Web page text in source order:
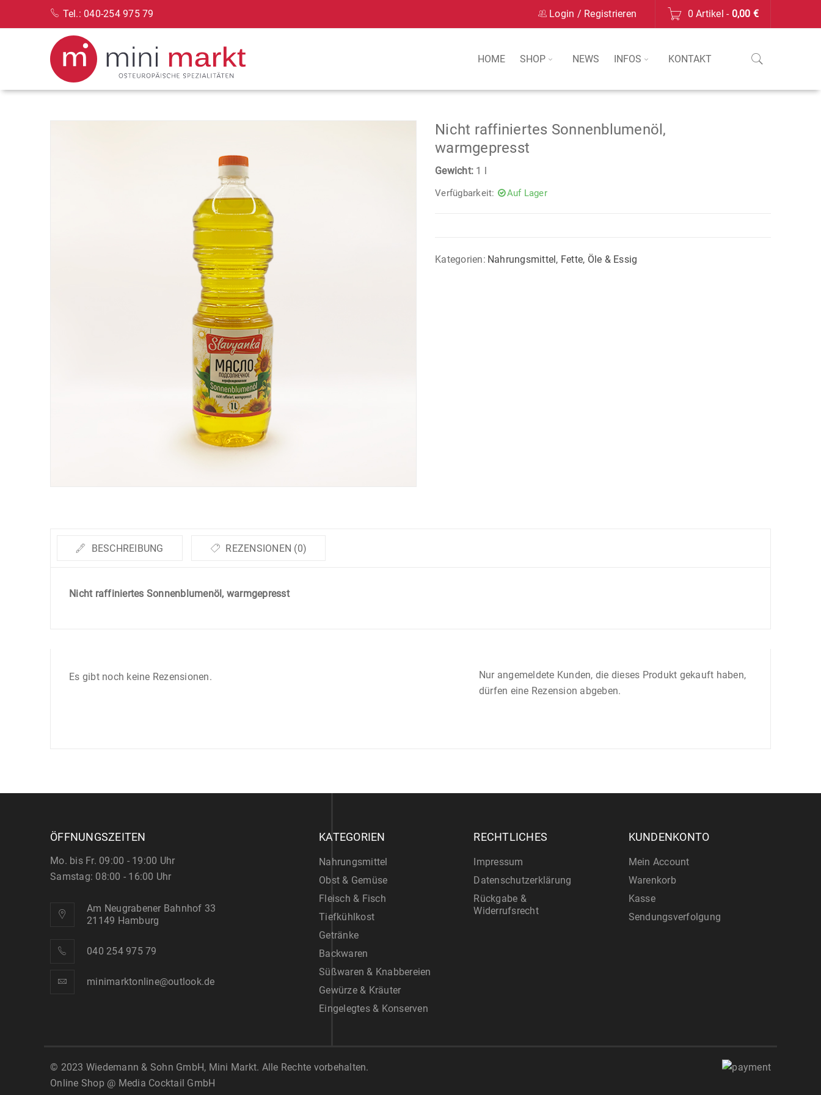
Tel.: 040-254 975 79 0 Artikel - 0,00 €
Login / Registrieren
HOME SHOP NEWS INFOS KONTAKT
Nicht raffiniertes Sonnenblumenöl,
warmgepresst
Gewicht: 1 l
Verfügbarkeit: Auf Lager
Kategorien: Nahrungsmittel, Fette, Öle & Essig
BESCHREIBUNG REZENSIONEN (0)
Nicht raffiniertes Sonnenblumenöl, warmgepresst
Es gibt noch keine Rezensionen.
Nur angemeldete Kunden, die dieses Produkt gekauft haben,
dürfen eine Rezension abgeben.
ÖFFNUNGSZEITEN
Mo. bis Fr. 09:00 - 19:00 Uhr
Samstag: 08:00 - 16:00 Uhr
Am Neugrabener Bahnhof 33
21149 Hamburg
040 254 975 79
minimarktonline@outlook.de
KATEGORIEN
Nahrungsmittel
Obst & Gemüse
Fleisch & Fisch
Tiefkühlkost
Getränke
Backwaren
Süßwaren & Knabbereien
Gewürze & Kräuter
Eingelegtes & Konserven
RECHTLICHES
Impressum
Datenschutzerklärung
Rückgabe &
Widerrufsrecht
KUNDENKONTO
Mein Account
Warenkorb
Kasse
Sendungsverfolgung
© 2023 Wiedemann & Sohn GmbH, Mini Markt. Alle Rechte vorbehalten.
Online Shop @ Media Cocktail GmbH